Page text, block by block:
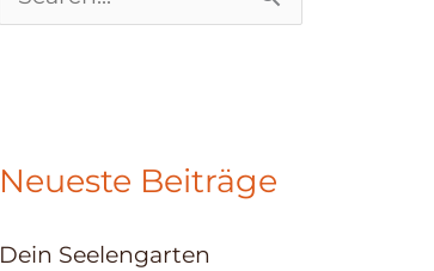
e
Neueste Beiträge
Dein Seelengarten